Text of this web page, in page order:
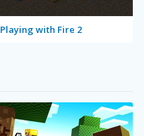
Playing with Fire 2